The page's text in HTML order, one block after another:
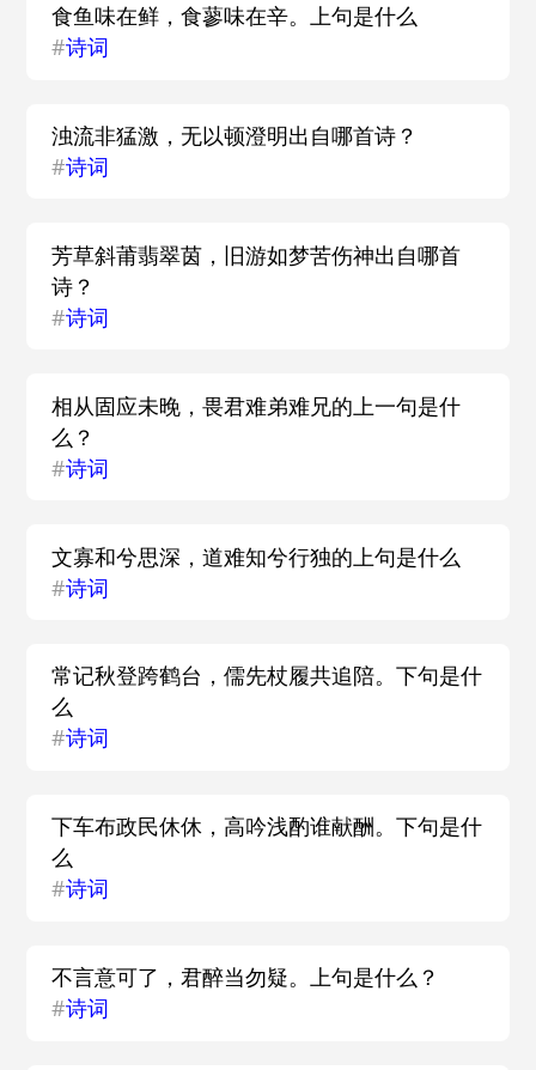
食鱼味在鲜，食蓼味在辛。上句是什么
#诗词
浊流非猛激，无以顿澄明出自哪首诗？
#诗词
芳草斜莆翡翠茵，旧游如梦苦伤神出自哪首
诗？
#诗词
相从固应未晚，畏君难弟难兄的上一句是什
么？
#诗词
文寡和兮思深，道难知兮行独的上句是什么
#诗词
常记秋登跨鹤台，儒先杖履共追陪。下句是什
么
#诗词
下车布政民休休，高吟浅酌谁献酬。下句是什
么
#诗词
不言意可了，君醉当勿疑。上句是什么？
#诗词